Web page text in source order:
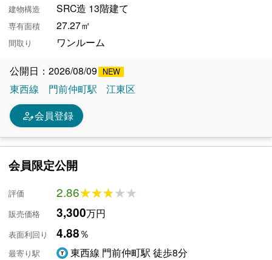
建物構造 SRC造 13階建て
専有面積 27.27㎡
間取り ワンルーム
公開日：2026/08/09
東西線
門前仲町駅 江東区
person_edit会員登録
会員限定公開
評価 2.86★★★★★
★★★★★
販売価格 3,300万円
表面利回り 4.88％
最寄り駅 東西線 門前仲町駅 徒歩8分